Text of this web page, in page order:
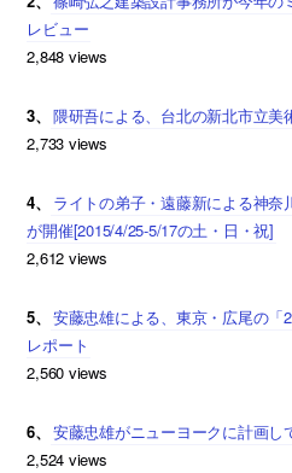
レビュー
2,848 views
3、 隈研吾による、台北の新北市立美
2,733 views
4、
ライトの弟子・遠藤新による神
が開催[2015/4/25-5/17の土・日・祝]
2,612 views
5、 安藤忠雄による、東京・広尾の「
レポート
2,560 views
6、 安藤忠雄がニューヨークに計画し
2,524 views